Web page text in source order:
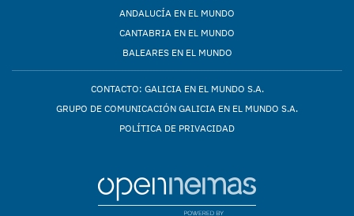
ANDALUCÍA EN EL MUNDO
CANTABRIA EN EL MUNDO
BALEARES EN EL MUNDO
CONTACTO: GALICIA EN EL MUNDO S.A.
GRUPO DE COMUNICACIÓN GALICIA EN EL MUNDO S.A.
POLÍTICA DE PRIVACIDAD